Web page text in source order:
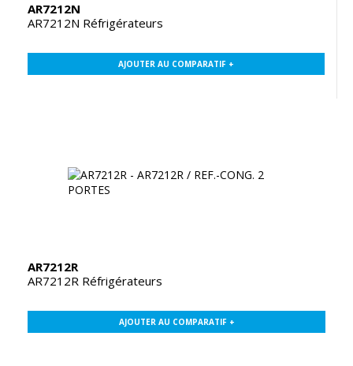
AR7212N
AR7212N Réfrigérateurs
AJOUTER AU COMPARATIF +
AR7212R
AR7212R Réfrigérateurs
AJOUTER AU COMPARATIF +